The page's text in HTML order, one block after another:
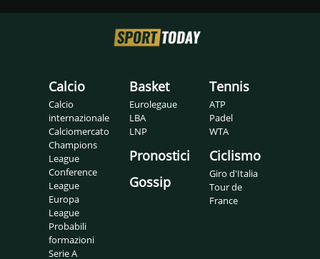
Calcio
Calcio
internazionale
Calciomercato
Champions
League
Conference
League
Europa
League
Probabili
formazioni
Serie A
Basket
Eurolegaue
LBA
LNP
Pronostici
Gossip
Tennis
ATP
Padel
WTA
Ciclismo
Giro d'Italia
Tour de
France